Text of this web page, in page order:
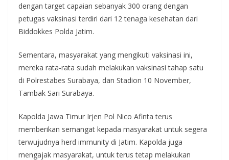
dengan target capaian sebanyak 300 orang dengan
petugas vaksinasi terdiri dari 12 tenaga kesehatan dari
Biddokkes Polda Jatim.
Sementara, masyarakat yang mengikuti vaksinasi ini,
mereka rata-rata sudah melakukan vaksinasi tahap satu
di Polrestabes Surabaya, dan Stadion 10 November,
Tambak Sari Surabaya.
Kapolda Jawa Timur Irjen Pol Nico Afinta terus
memberikan semangat kepada masyarakat untuk segera
terwujudnya herd immunity di Jatim. Kapolda juga
mengajak masyarakat, untuk terus tetap melakukan